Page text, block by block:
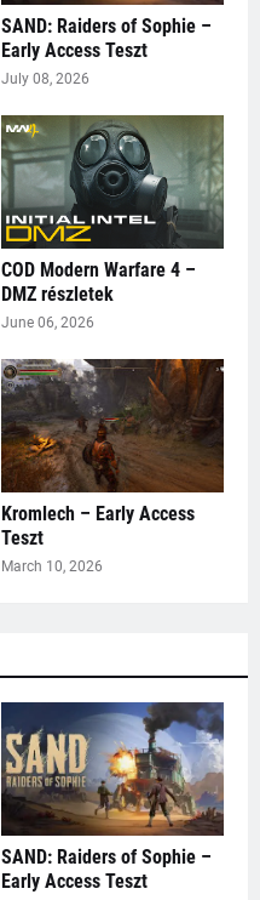
SAND: Raiders of Sophie –
Early Access Teszt
July 08, 2026
COD Modern Warfare 4 –
DMZ részletek
June 06, 2026
Kromlech – Early Access
Teszt
March 10, 2026
SAND: Raiders of Sophie –
Early Access Teszt